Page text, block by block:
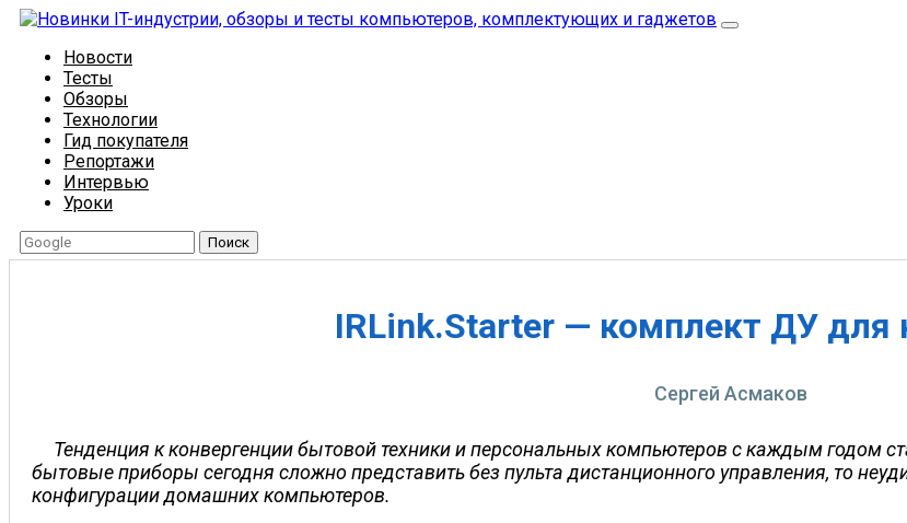
Новости
Тесты
Обзоры
Технологии
Гид покупателя
Репортажи
Интервью
Уроки
Поиск
IRLink.Starter — комплект ДУ для
Сергей Асмаков
Тенденция к конвергенции бытовой техники и персональных компьютеров с каждым годом
бытовые приборы сегодня сложно представить без пульта дистанционного управления, то
конфигурации домашних компьютеров.